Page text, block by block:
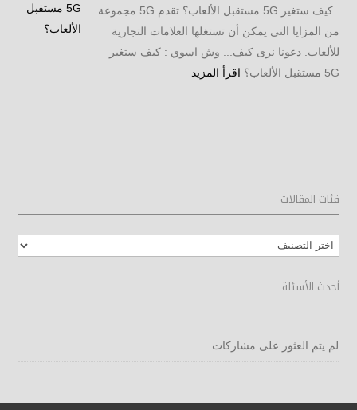
كيف ستغير 5G مستقبل الألعاب؟ تقدم 5G مجموعة
من المزايا التي يمكن أن تستغلها العلامات التجارية
للألعاب. دعونا نرى كيف... وش اسوي : كيف ستغير
5G مستقبل الألعاب؟
اقرأ المزيد
فئات المقالات
فئات
المقالات
أحدث الأسئلة
لم يتم العثور على مشاركات